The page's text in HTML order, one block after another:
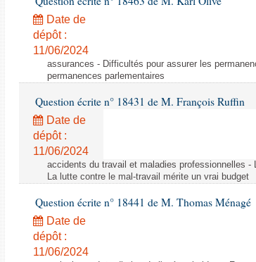
Date de
dépôt :
11/06/2024
assurances - Difficultés pour assurer les
permanences parlementaires
Question écrite n° 18431 de M. François Ruffin
Date de
dépôt :
11/06/2024
accidents du travail et maladies professionnelles
La lutte contre le mal-travail mérite un vrai budget
Question écrite n° 18441 de M. Thomas Ménagé
Date de
dépôt :
11/06/2024